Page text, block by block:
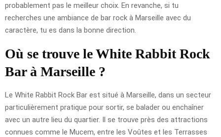
probablement pas le meilleur choix. En revanche, si tu
recherches une ambiance de bar rock à Marseille avec du
caractère, tu es dans la bonne direction.
Où se trouve le White Rabbit Rock
Bar à Marseille ?
Le White Rabbit Rock Bar est situé à Marseille, dans un secteur
particulièrement pratique pour sortir, se balader ou enchaîner
avec un autre lieu du quartier. Il se trouve près des attractions
connues comme le Mucem, entre les Voûtes et les Terrasses